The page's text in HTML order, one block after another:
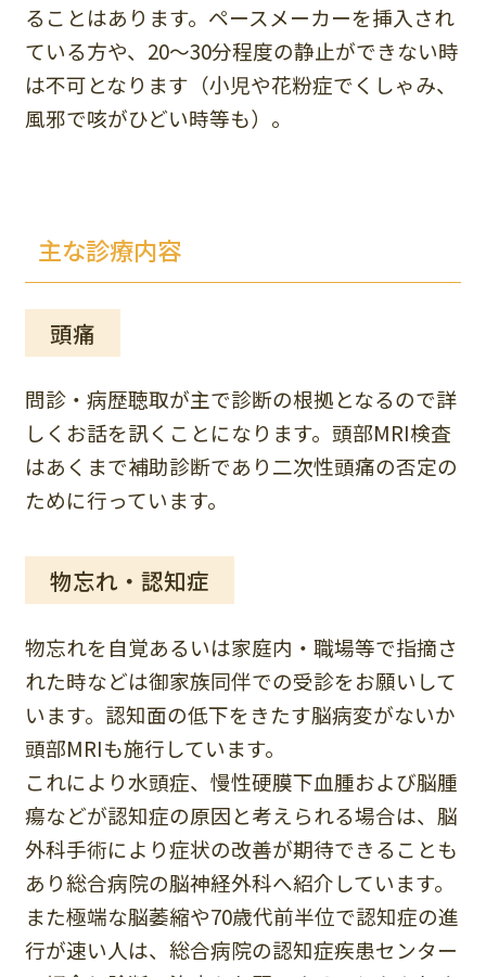
ることはあります。ペースメーカーを挿入され
ている方や、20～30分程度の静止ができない時
は不可となります（小児や花粉症でくしゃみ、
風邪で咳がひどい時等も）。
主な診療内容
頭痛
問診・病歴聴取が主で診断の根拠となるので詳
しくお話を訊くことになります。頭部MRI検査
はあくまで補助診断であり二次性頭痛の否定の
ために行っています。
物忘れ・認知症
物忘れを自覚あるいは家庭内・職場等で指摘さ
れた時などは御家族同伴での受診をお願いして
います。認知面の低下をきたす脳病変がないか
頭部MRIも施行しています。
これにより水頭症、慢性硬膜下血腫および脳腫
瘍などが認知症の原因と考えられる場合は、脳
外科手術により症状の改善が期待できることも
あり総合病院の脳神経外科へ紹介しています。
また極端な脳萎縮や70歳代前半位で認知症の進
行が速い人は、総合病院の認知症疾患センター